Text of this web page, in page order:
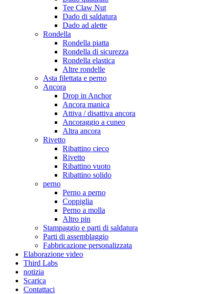
Tee Claw Nut
Dado di saldatura
Dado ad alette
Rondella
Rondella piatta
Rondella di sicurezza
Rondella elastica
Altre rondelle
Asta filettata e perno
Ancora
Drop in Anchor
Ancora manica
Attiva / disattiva ancora
Ancoraggio a cuneo
Altra ancora
Rivetto
Ribattino cieco
Rivetto
Ribattino vuoto
Ribattino solido
perno
Perno a perno
Coppiglia
Perno a molla
Altro pin
Stampaggio e parti di saldatura
Parti di assemblaggio
Fabbricazione personalizzata
Elaborazione video
Third Labs
notizia
Scarica
Contattaci